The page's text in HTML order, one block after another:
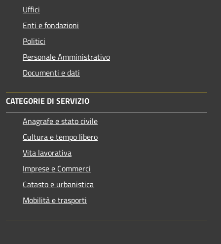
Uffici
Enti e fondazioni
Politici
Personale Amministrativo
Documenti e dati
CATEGORIE DI SERVIZIO
Anagrafe e stato civile
Cultura e tempo libero
Vita lavorativa
Imprese e Commerci
Catasto e urbanistica
Mobilità e trasporti